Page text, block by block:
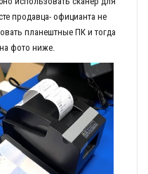
продавца- официанта не
планештные ПК и тогда
фото ниже.